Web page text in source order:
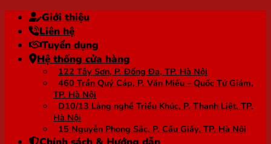
qua
nội
dung
Giới thiệu
Liên hệ
Tuyển dụng
Hệ thống cửa hàng
122 Tây Sơn, P. Đống Đa, TP. Hà Nội
460 Trần Quý Cáp, P. Văn Miếu – Quốc Tử Giám,
TP. Hà Nội
D10/13 Làng nghề Triều Khúc, P. Thanh Liệt, TP.
Hà Nội
15 Nguyễn Phong Sắc, P. Cầu Giấy, TP. Hà Nội